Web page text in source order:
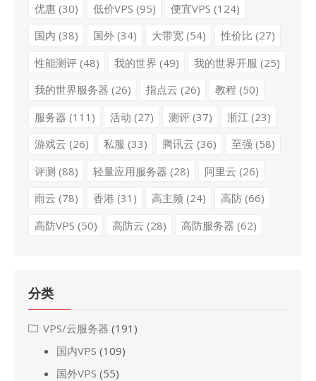
优惠(30) 低价VPS (95) 便宜VPS (124)
国内 (38) 国外(34) 大带宽(54) 性价比 (27)
性能测评(48) 我的世界 (49) 我的世界开服 (25)
我的世界服务器 (26) 指点云 (26) 教程 (50)
服务器 (111) 活动 (27) 测评(37) 浙江 (23)
游戏云 (26) 私服 (33) 腾讯云 (36) 至强 (58)
评测 (88) 轻量应用服务器 (28) 阿里云 (26)
雨云 (78) 香港 (31) 高主频 (24) 高防(66)
高防VPS (50) 高防云 (28) 高防服务器 (62)
分类
VPS/云服务器 (191)
国内VPS (109)
国外VPS (55)